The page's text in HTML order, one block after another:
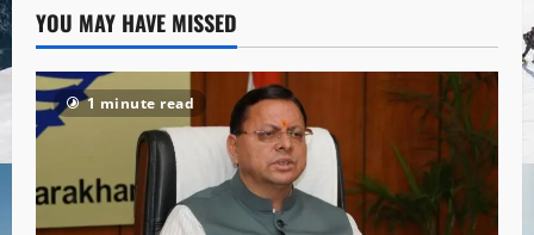
YOU MAY HAVE MISSED
1 minute read